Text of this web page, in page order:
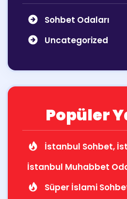
Sohbet Odaları
Uncategorized
Popüler
İstanbul Sohbet,
İstanbul Muhabbet
Süper İslami